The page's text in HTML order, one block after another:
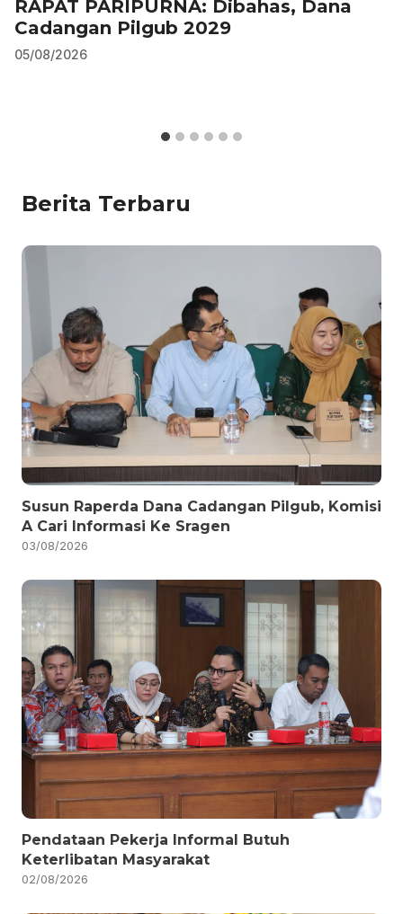
RAPAT PARIPURNA: Dibahas, Dana
Cadangan Pilgub 2029
05/08/2026
Berita Terbaru
Susun Raperda Dana Cadangan Pilgub, Komisi
A Cari Informasi Ke Sragen
03/08/2026
Pendataan Pekerja Informal Butuh
Keterlibatan Masyarakat
02/08/2026